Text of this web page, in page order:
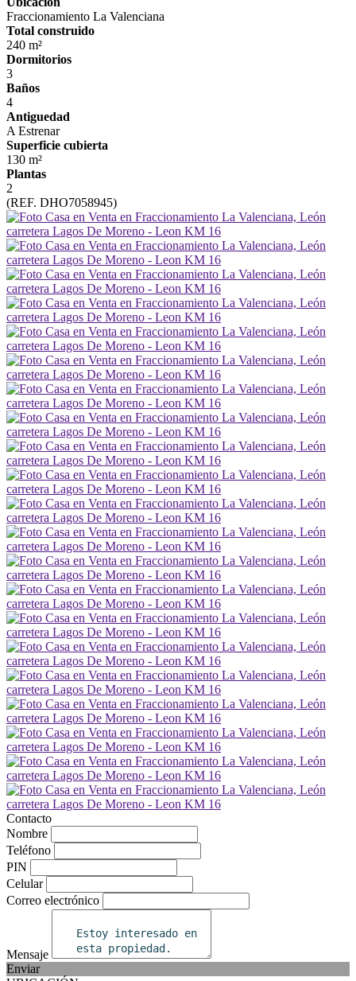
Fraccionamiento La Valenciana
Total construido
240 m²
Dormitorios
3
Baños
4
Antiguedad
A Estrenar
Superficie cubierta
130 m²
Plantas
2
(REF. DHO7058945)
Contacto
Nombre
Teléfono
PIN
Celular
Correo electrónico
Mensaje
Enviar